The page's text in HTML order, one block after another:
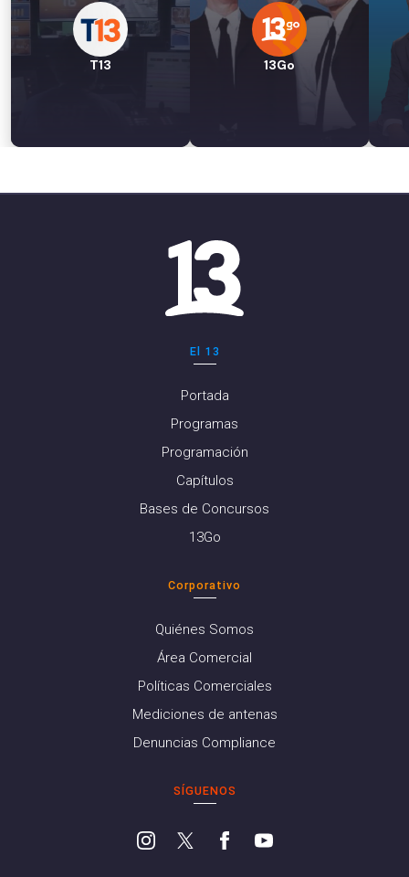
T13 13Go
El 13
Portada
Programas
Programación
Capítulos
Bases de Concursos
13Go
Corporativo
Quiénes Somos
Área Comercial
Políticas Comerciales
Mediciones de antenas
Denuncias Compliance
SÍGUENOS